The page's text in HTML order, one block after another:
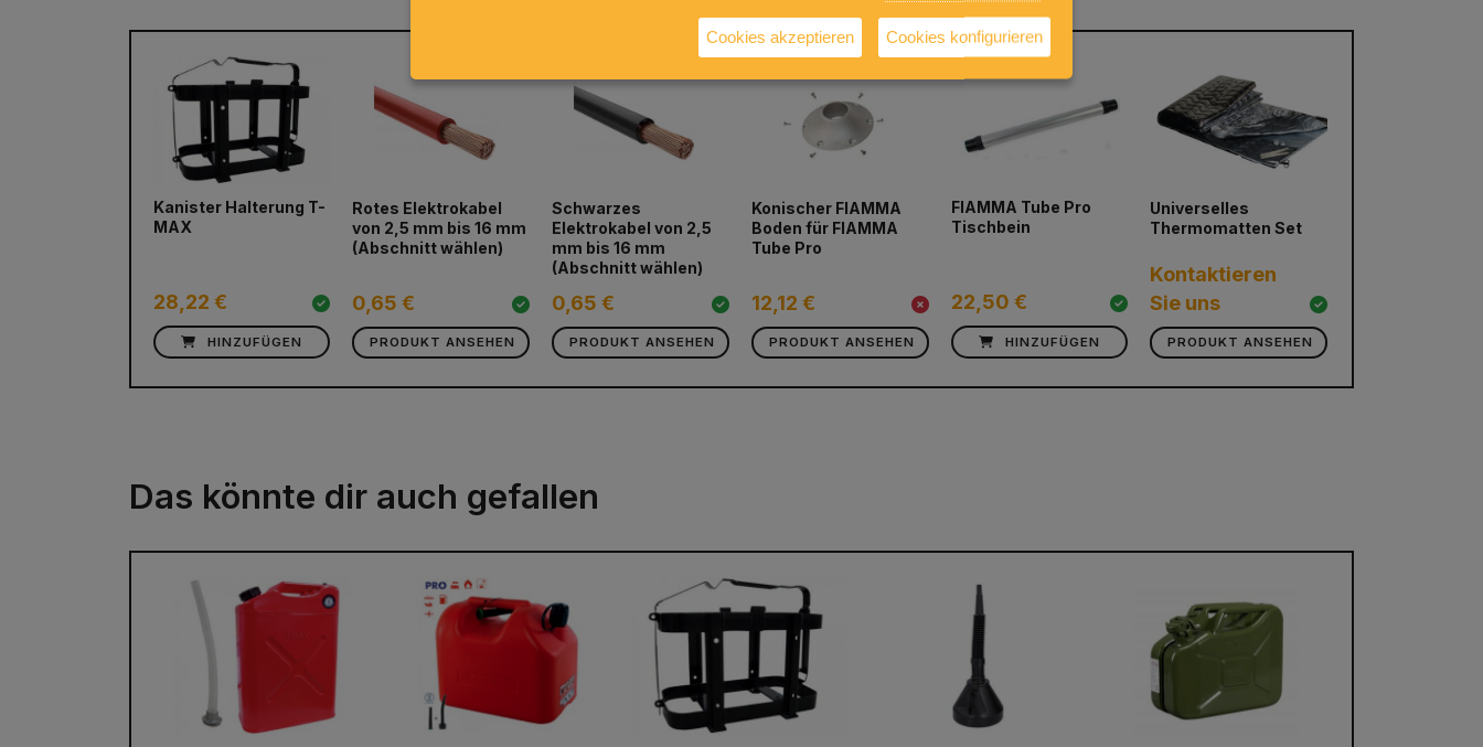
Kanister Halterung T-
MAX
28,22 €
HINZUFÜGEN
Rotes Elektrokabel
von 2,5 mm bis 16 mm
(Abschnitt wählen)
0,65 €
PRODUKT ANSEHEN
Schwarzes
Elektrokabel von 2,5
mm bis 16 mm
(Abschnitt wählen)
0,65 €
PRODUKT ANSEHEN
Konischer FIAMMA
Boden für FIAMMA
Tube Pro
12,12 €
PRODUKT ANSEHEN
FIAMMA Tube Pro
Tischbein
22,50 €
HINZUFÜGEN
Universelles
Thermomatten Set
Kontaktieren
Sie uns
PRODUKT ANSEHEN
prev
Das könnte dir auch gefallen
Cookies akzeptieren Cookies konfigurieren